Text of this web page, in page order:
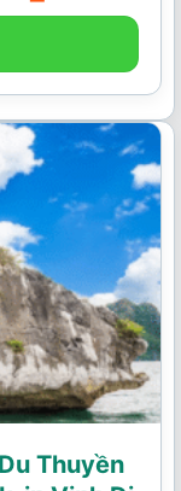
tại
3.450.000₫.
Thuyền